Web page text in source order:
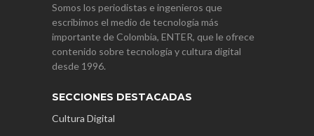
Somos los periodistas e ingenieros que
escribimos el medio de tecnología más
importante de Colombia, ENTER, que le ofrece
contenido sobre tecnología y cultura digital
desde 1996.
SECCIONES DESTACADAS
Cultura Digital